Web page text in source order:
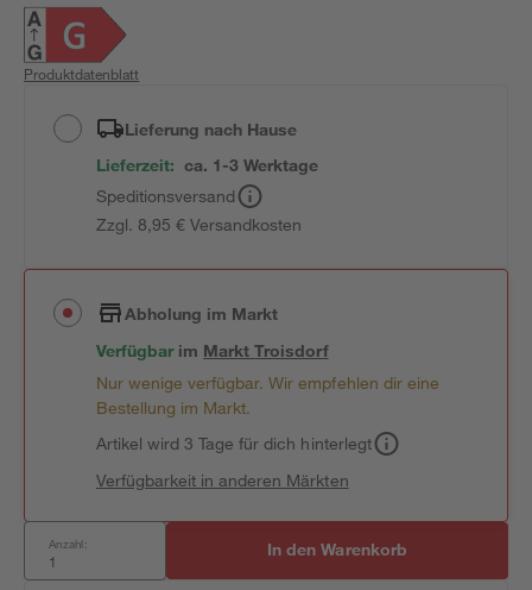
Produktdatenblatt
Lieferung nach Hause
Lieferzeit: ca. 1-3 Werktage
Speditionsversand
Zzgl. 8,95 € Versandkosten
Abholung im Markt
Verfügbar im MarktTroisdorf
Nur wenige verfügbar. Wir empfehlen dir eine
Bestellung im Markt.
Artikel wird 3 Tage für dich hinterlegt
Verfügbarkeit in anderen Märkten
Anzahl: In den Warenkorb